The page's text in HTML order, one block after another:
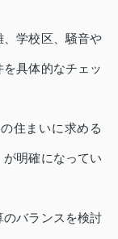
学校区、騒音や
具体的なチェッ
住まいに求める
が明確になってい
のバランスを検討